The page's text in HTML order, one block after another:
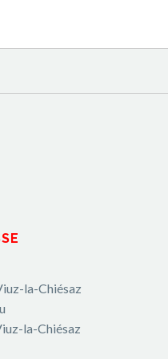
la-Chiésaz
la-Chiésaz